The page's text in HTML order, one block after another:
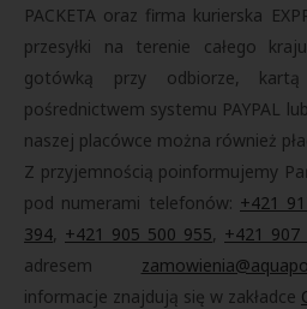
PACKETA oraz firma kurierska
przesyłki na terenie całego
gotówką przy odbiorze,
pośrednictwem systemu PAYPAL
naszej placówce można również
Z przyjemnością poinformujemy
pod numerami telefonów: +421
394, +421 905 500 955, +421 907
adresem
informacje znajdują się w zakładce